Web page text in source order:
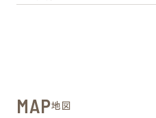
MAP地図